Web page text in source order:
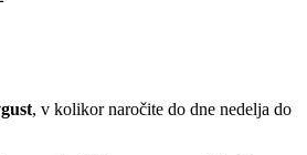
, v kolikor naročite do dne nedelja do